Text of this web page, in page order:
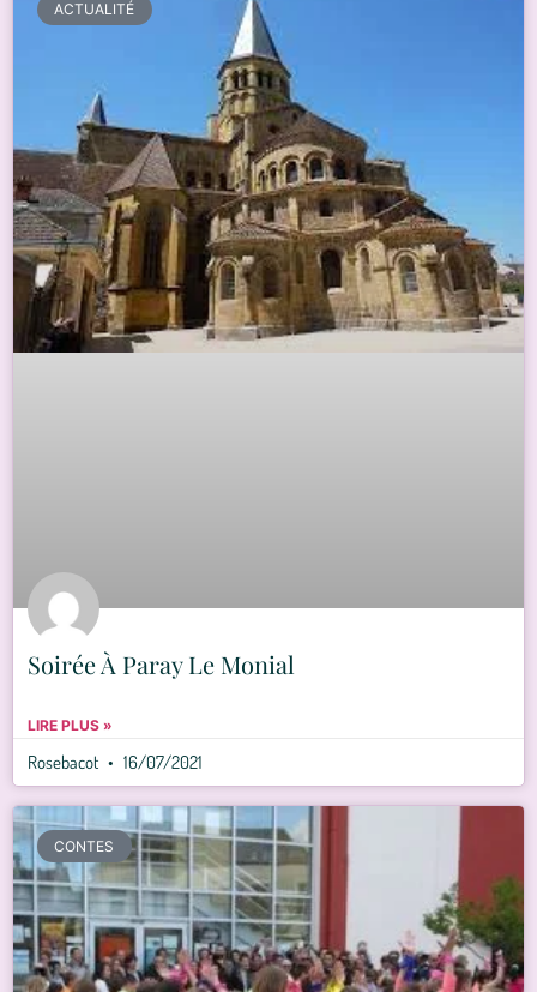
ACTUALITÉ
Soirée À Paray Le Monial
LIRE PLUS »
Rosebacot 16/07/2021
CONTES